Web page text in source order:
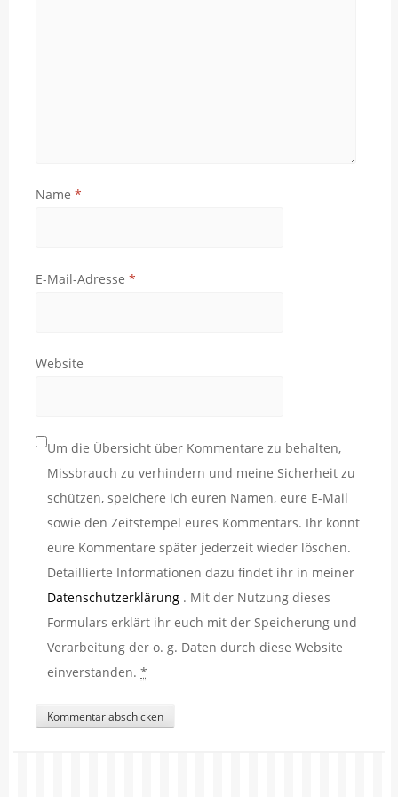
Name *
E-Mail-Adresse *
Website
Um die Übersicht über Kommentare zu behalten,
Missbrauch zu verhindern und meine Sicherheit zu
schützen, speichere ich euren Namen, eure E-Mail
sowie den Zeitstempel eures Kommentars. Ihr könnt
eure Kommentare später jederzeit wieder löschen.
Detaillierte Informationen dazu findet ihr in meiner
Datenschutzerklärung . Mit der Nutzung dieses
Formulars erklärt ihr euch mit der Speicherung und
Verarbeitung der o. g. Daten durch diese Website
einverstanden. *